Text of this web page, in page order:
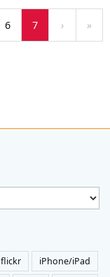
6 7 › »
flickr
iPhone/iPad